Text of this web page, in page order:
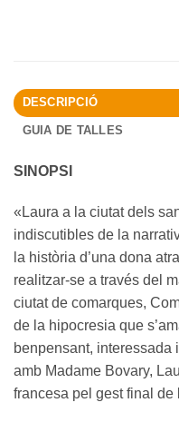
DESCRIPCIÓ
GUIA DE TALLES
SINOPSI
«Laura a la ciutat dels
indiscutibles de la
la història d’una dona
realitzar-se a través del
ciutat de comarques,
de la hipocresia que
benpensant, interessada
amb Madame Bovary,
francesa pel gest final de